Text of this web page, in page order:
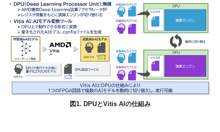
図1. DPUとVitis AIの仕組み